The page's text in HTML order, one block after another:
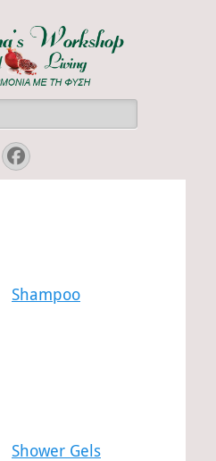
Marianna's
Workshop
ΦΥΣΗ
Facebook
Shampoo
Shower Gels